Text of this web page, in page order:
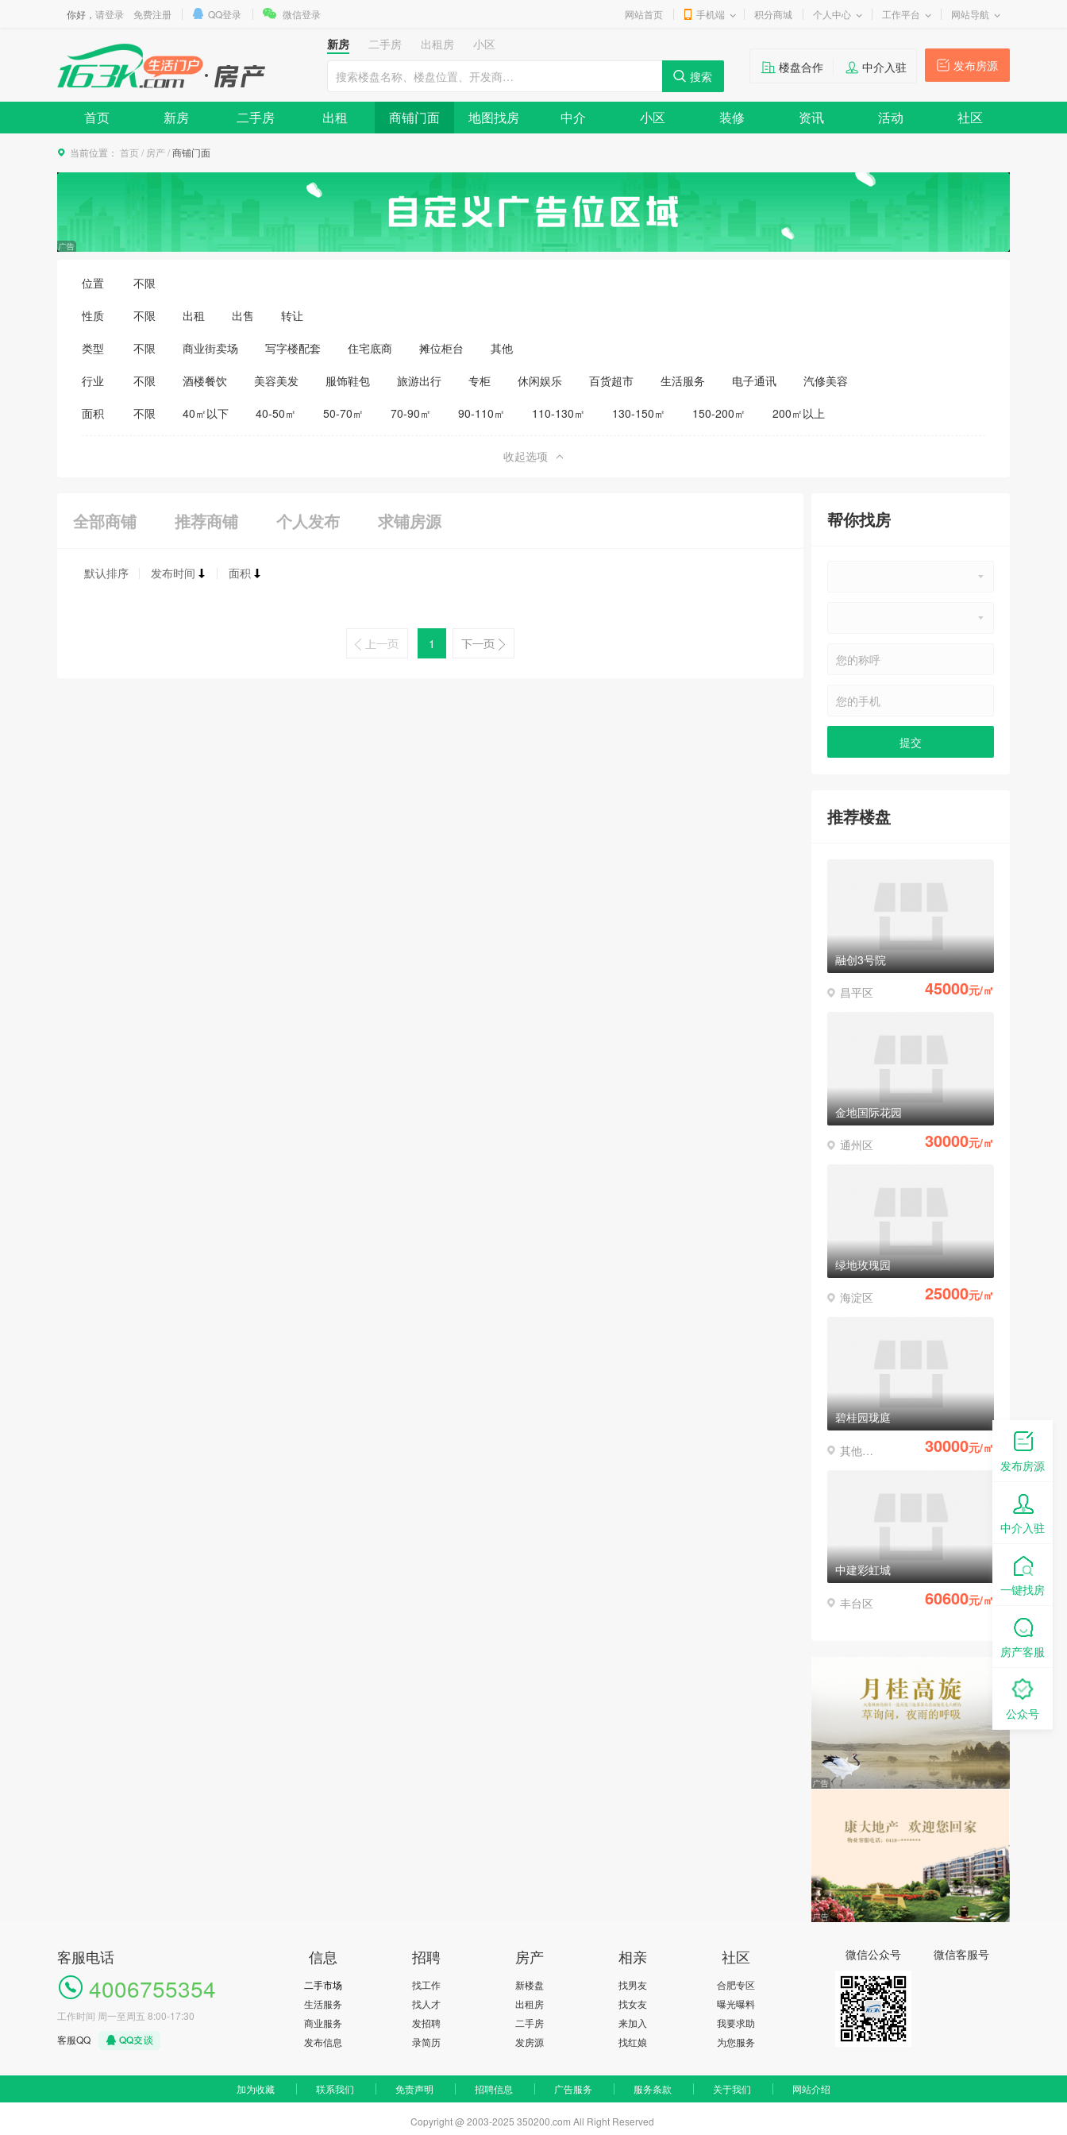
你好， 请登录 免费注册 QQ登录 微信登录 网站首页 手机端 积分商城 个人中心 工作平台 网站导航
新房 二手房 出租房
小区
发布房源
楼盘合作 中介入驻
首页 新房 二手房 出租 商铺门面 地图找房 中介 小区 装修 资讯 活动 社区
当前位置： 首页 / 房产/商铺门面
位置 不限
性质 不限 出租 出售 转让
类型 不限 商业街卖场 写字楼配套 住宅底商 摊位柜台 其他
行业 不限 酒楼餐饮 美容美发 服饰鞋包 旅游出行 专柜 休闲娱乐 百货超市 生活服务 电子通讯
汽修美容
医药保健
家居建材
面积 不限 40㎡以下 40-50㎡ 50-70㎡ 70-90㎡ 90-110㎡ 110-130㎡ 130-150㎡ 150-200㎡ 200㎡以上
收起选项
全部商铺 推荐商铺 个人发布 求铺房源
默认排序 发布时间 面积
1
帮你找房
推荐楼盘
融创3号院
昌平区 45000元/㎡
金地国际花园
通州区 30000元/㎡
绿地玫瑰园
海淀区 25000元/㎡
碧桂园珑庭
其他区县 30000元/㎡
中建彩虹城
丰台区 60600元/㎡
客服电话
4006755354
工作时间 周一至周五 8:00-17:30
客服QQ
信息
二手市场
生活服务
商业服务
发布信息
招聘
找工作
找人才
发招聘
录简历
房产
新楼盘
出租房
二手房
发房源
相亲
找男友
找女友
来加入
找红娘
社区
合肥专区
曝光曝料
我要求助
为您服务
微信公众号 微信客服号
加为收藏 联系我们 免责声明 招聘信息 广告服务 服务条款 关于我们 网站介绍
Copyright @ 2003-2025 350200.com All Right Reserved
发布房源
中介入驻
一键找房
房产客服
公众号